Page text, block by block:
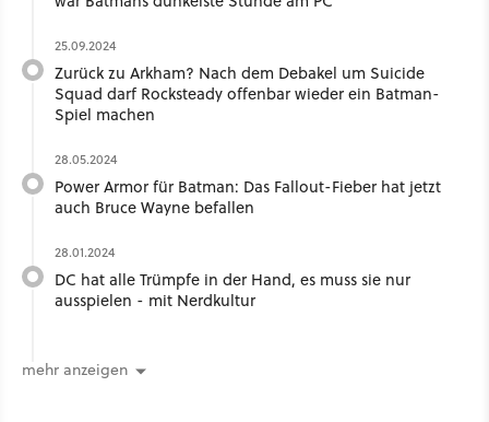
25.09.2024
Zurück zu Arkham? Nach dem Debakel um Suicide
Squad darf Rocksteady offenbar wieder ein Batman-
Spiel machen
28.05.2024
Power Armor für Batman: Das Fallout-Fieber hat jetzt
auch Bruce Wayne befallen
28.01.2024
DC hat alle Trümpfe in der Hand, es muss sie nur
ausspielen - mit Nerdkultur
mehr anzeigen